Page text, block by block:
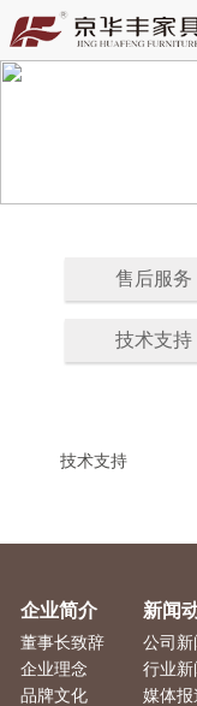
售后服务
技术支持
技术支持
企业简介
董事长致辞
企业理念
品牌文化
新闻
公司新
行业新
媒体报